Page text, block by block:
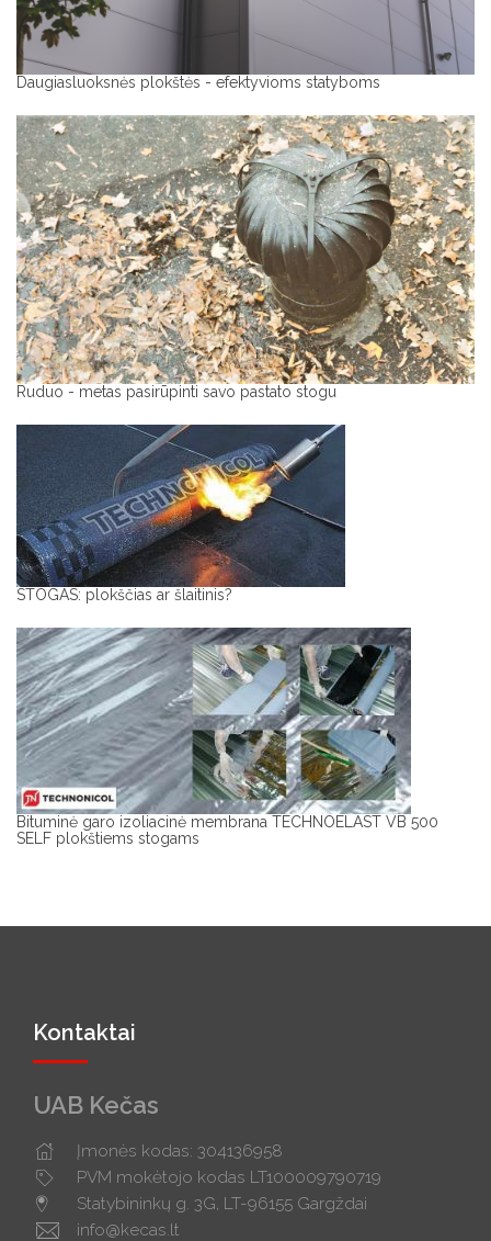
Daugiasluoksnės plokštės - efektyvioms statyboms
Ruduo - metas pasirūpinti savo pastato stogu
STOGAS: plokščias ar šlaitinis?
Bituminė garo izoliacinė membrana TECHNOELAST VB 500
SELF plokštiems stogams
Kontaktai
UAB Kečas
Įmonės kodas: 304136958
PVM mokėtojo kodas LT100009790719
Statybininkų g. 3G, LT-96155 Gargždai
info@kecas.lt